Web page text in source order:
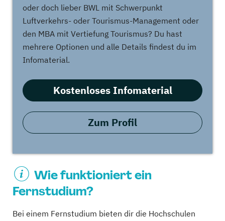
oder doch lieber BWL mit Schwerpunkt
Luftverkehrs- oder Tourismus-Management oder
den MBA mit Vertiefung Tourismus? Du hast
mehrere Optionen und alle Details findest du im
Infomaterial.
Kostenloses Infomaterial
Zum Profil
Wie funktioniert ein
Fernstudium?
Bei einem Fernstudium bieten dir die Hochschulen